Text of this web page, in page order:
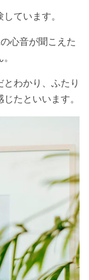
ています。
心音が聞こえた
わかり、ふたり
たといいます。